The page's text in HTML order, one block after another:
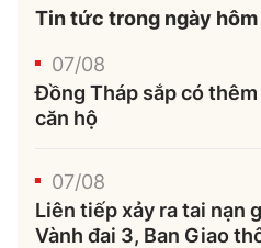
Tin tức trong ngày hôm
07/08
Đồng Tháp sắp có
căn hộ
07/08
Liên tiếp xảy ra tai nạn
Vành đai 3, Ban Giao